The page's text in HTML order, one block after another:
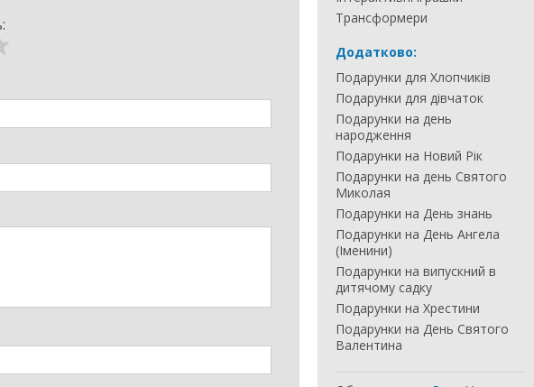
Трансформери
Додатково:
Подарунки для Хлопчиків
Подарунки для дівчаток
Подарунки на день
народження
Подарунки на Новий Рік
Подарунки на день Святого
Миколая
Подарунки на День знань
Подарунки на День Ангела
(Іменини)
Подарунки на випускний в
дитячому садку
Подарунки на Хрестини
Подарунки на День Святого
Валентина